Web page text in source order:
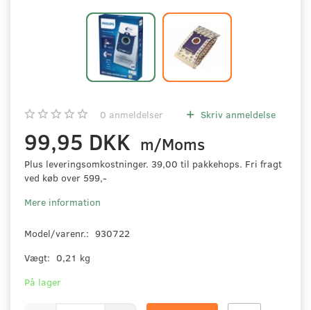
0 anmeldelser Skriv anmeldelse
99,95 DKK m/Moms
Plus leveringsomkostninger. 39,00 til pakkehops. Fri fragt
ved køb over 599,-
Mere information
Model/varenr.: 930722
Vægt: 0,21 kg
På lager